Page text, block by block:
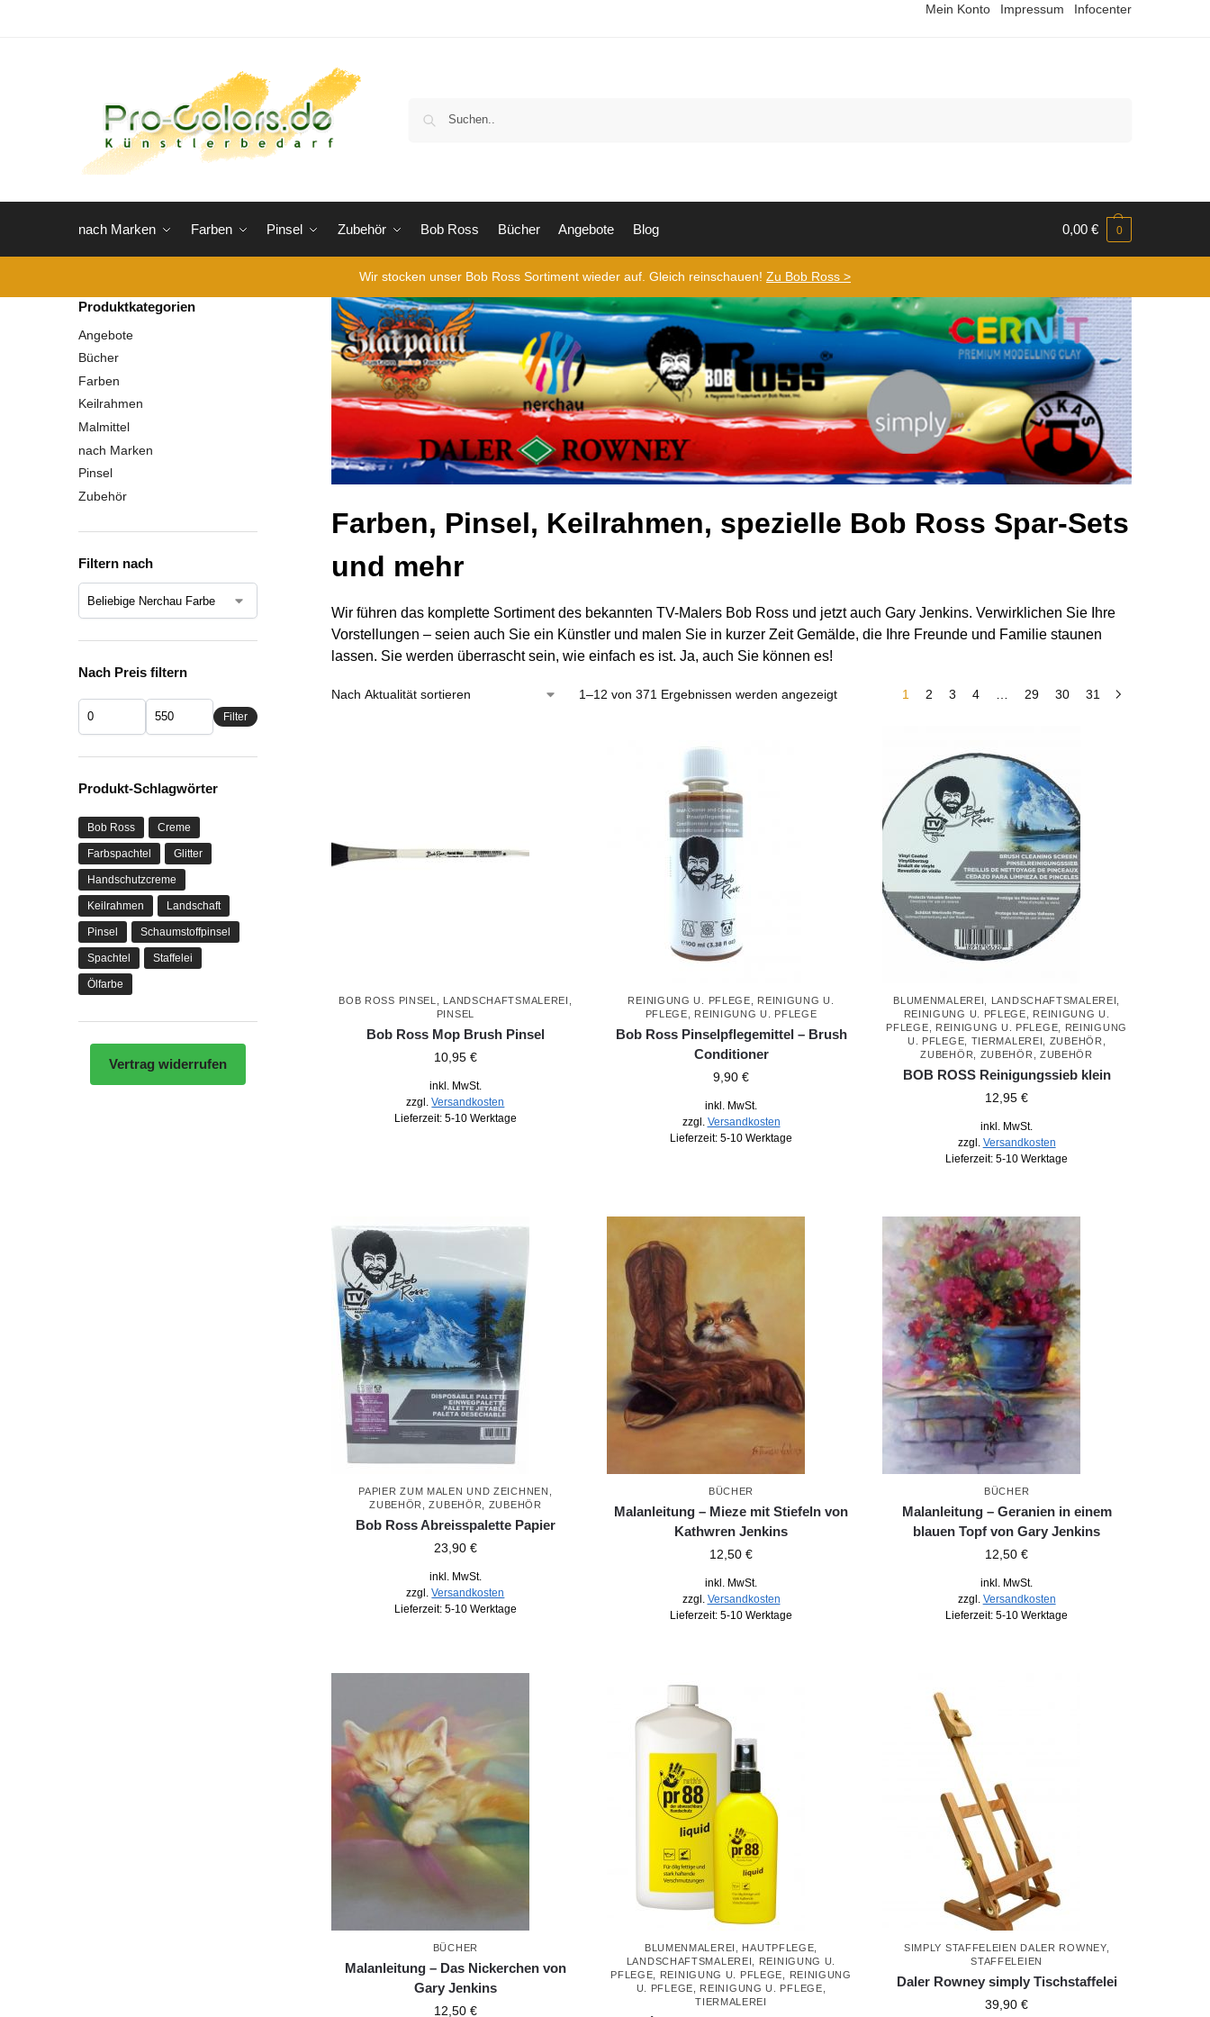
Mein Konto Impressum Infocenter
nach Marken Farben Pinsel Zubehör Bob Ross Bücher Angebote Blog 0,00 € 0
Wir stocken unser Bob Ross Sortiment wieder auf. Gleich reinschauen! Zu Bob Ross >
Farben, Pinsel, Keilrahmen, spezielle Bob Ross Spar-Sets
und mehr
Wir führen das komplette Sortiment des bekannten TV-Malers Bob Ross und jetzt auch Gary Jenkins. Verwirklichen Sie Ihre
Vorstellungen – seien auch Sie ein Künstler und malen Sie in kurzer Zeit Gemälde, die Ihre Freunde und Familie staunen
lassen. Sie werden überrascht sein, wie einfach es ist. Ja, auch Sie können es!
1–12 von 371 Ergebnissen werden angezeigt 1 2 3 4 29 30 31
BOB ROSS PINSEL LANDSCHAFTSMALEREI
PINSEL
Bob Ross Mop Brush Pinsel
10,95 €
inkl. MwSt.
zzgl.Versandkosten
Lieferzeit: 5-10 Werktage
REINIGUNG U. PFLEGE
REINIGUNG U.
PFLEGE
REINIGUNG U. PFLEGE
Bob Ross Pinselpflegemittel – Brush
Conditioner
9,90 €
inkl. MwSt.
zzgl. Versandkosten
Lieferzeit: 5-10 Werktage
BLUMENMALEREI LANDSCHAFTSMALEREI
REINIGUNG U. PFLEGE
REINIGUNG U.
PFLEGE
REINIGUNG U. PFLEGE
REINIGUNG
U. PFLEGE
TIERMALEREI ZUBEHÖR
ZUBEHÖR
ZUBEHÖR ZUBEHÖR
BOB ROSS Reinigungssieb klein
12,95€
inkl. MwSt.
zzgl. Versandkosten
Lieferzeit:5-10 Werktage
PAPIER ZUM MALEN UND ZEICHNEN
ZUBEHÖR
,ZUBEHÖR ZUBEHÖR
Bob Ross Abreisspalette Papier
23,90 €
inkl. MwSt.
zzgl.Versandkosten
Lieferzeit: 5-10 Werktage
BÜCHER
Malanleitung – Mieze mit Stiefeln von
Kathwren Jenkins
12,50 €
inkl. MwSt.
zzgl. Versandkosten
Lieferzeit: 5-10 Werktage
BÜCHER
Malanleitung – Geranien in einem
blauen Topf von Gary Jenkins
12,50€
inkl. MwSt.
zzgl. Versandkosten
Lieferzeit:5-10 Werktage
BÜCHER
Malanleitung – Das Nickerchen von
Gary Jenkins
12,50 €
BLUMENMALEREI HAUTPFLEGE
LANDSCHAFTSMALEREI
REINIGUNG U.
PFLEGE
REINIGUNG U. PFLEGE
REINIGUNG
U. PFLEGE
REINIGUNG U. PFLEGE
TIERMALEREI
SIMPLY STAFFELEIEN DALER ROWNEY,
STAFFELEIEN
Daler Rowney simply Tischstaffelei
39,90€
Produktkategorien
Angebote
Bücher
Farben
Keilrahmen
Malmittel
nach Marken
Pinsel
Zubehör
Filtern nach
Nach Preis filtern
Filter
Produkt-Schlagwörter
Bob Ross Creme
Farbspachtel Glitter
Handschutzcreme
Keilrahmen Landschaft
Pinsel Schaumstoffpinsel
Spachtel Staffelei
Ölfarbe
Vertrag widerrufen